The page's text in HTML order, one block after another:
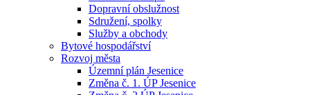
Dopravní obslužnost
Sdružení, spolky
Služby a obchody
Bytové hospodářství
Rozvoj města
Územní plán Jesenice
Změna č. 1. ÚP Jesenice